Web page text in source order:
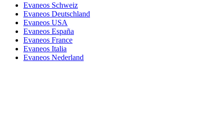
Evaneos Schweiz
Evaneos Deutschland
Evaneos USA
Evaneos España
Evaneos France
Evaneos Italia
Evaneos Nederland